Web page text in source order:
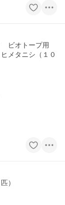
ビオトープ用
メタニシ（１０
）